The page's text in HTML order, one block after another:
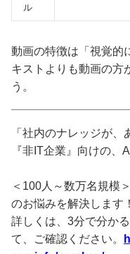
ル
動画の特徴は「視覚的
キストよりも動画の方
う。
「社内のナレッジが、
『非IT企業』向けの、
＜100人～数万名規模
のお悩みを解決します！
詳しくは、3分で分か
て、ご確認ください。